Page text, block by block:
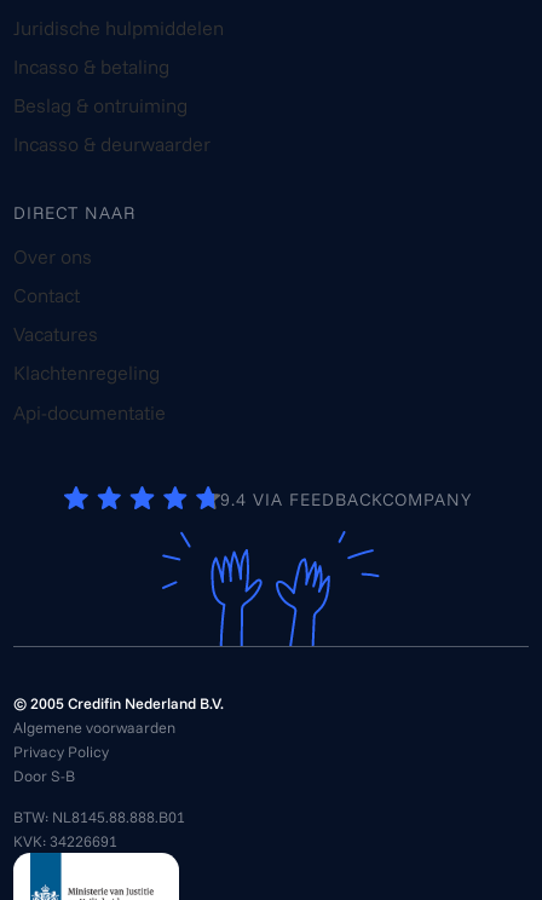
Juridische hulpmiddelen
Incasso & betaling
Beslag & ontruiming
Incasso & deurwaarder
DIRECT NAAR
Over ons
Contact
Vacatures
Klachtenregeling
Api-documentatie
9.4 VIA FEEDBACKCOMPANY
© 2005 Credifin Nederland B.V.
Algemene voorwaarden
Privacy Policy
Door S-B
BTW: NL8145.88.888.B01
KVK: 34226691